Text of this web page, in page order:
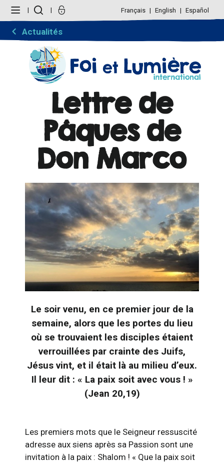
contenu.
navigation
personnels
Français English Español
Actualités
Lettre de
Pâques de
Don Marco
Le soir venu, en ce premier jour de la
semaine, alors que les portes du lieu
où se trouvaient les disciples étaient
verrouillées par crainte des Juifs,
Jésus vint, et il était là au milieu d’eux.
Il leur dit : « La paix soit avec vous ! »
(Jean 20,19)
Les premiers mots que le Seigneur ressuscité
adresse aux siens après sa Passion sont une
invitation à la paix : Shalom ! « Que la paix soit